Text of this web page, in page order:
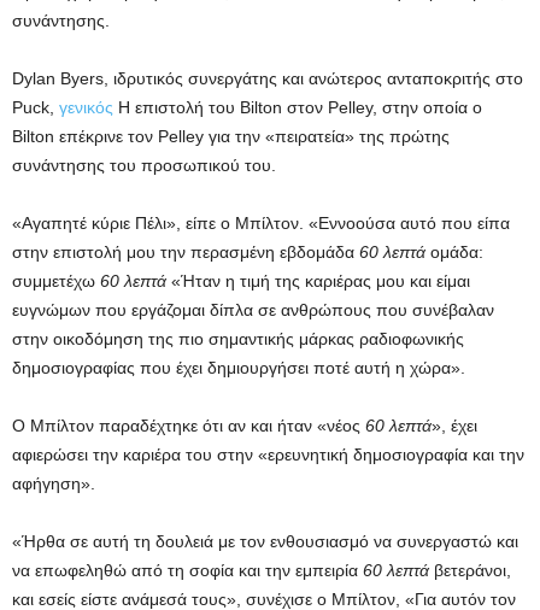
συνάντησης.
Dylan Byers, ιδρυτικός συνεργάτης και ανώτερος ανταποκριτής στο
Puck, γενικός Η επιστολή του Bilton στον Pelley, στην οποία ο
Bilton επέκρινε τον Pelley για την «πειρατεία» της πρώτης
συνάντησης του προσωπικού του.
«Αγαπητέ κύριε Πέλι», είπε ο Μπίλτον. «Εννοούσα αυτό που είπα
στην επιστολή μου την περασμένη εβδομάδα 60 λεπτά ομάδα:
συμμετέχω 60 λεπτά «Ήταν η τιμή της καριέρας μου και είμαι
ευγνώμων που εργάζομαι δίπλα σε ανθρώπους που συνέβαλαν
στην οικοδόμηση της πιο σημαντικής μάρκας ραδιοφωνικής
δημοσιογραφίας που έχει δημιουργήσει ποτέ αυτή η χώρα».
Ο Μπίλτον παραδέχτηκε ότι αν και ήταν «νέος 60 λεπτά», έχει
αφιερώσει την καριέρα του στην «ερευνητική δημοσιογραφία και την
αφήγηση».
«Ήρθα σε αυτή τη δουλειά με τον ενθουσιασμό να συνεργαστώ και
να επωφεληθώ από τη σοφία και την εμπειρία 60 λεπτά βετεράνοι,
και εσείς είστε ανάμεσά τους», συνέχισε ο Μπίλτον, «Για αυτόν τον